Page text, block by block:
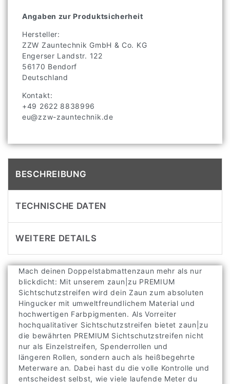
Angaben zur Produktsicherheit
Hersteller:
ZZW Zauntechnik GmbH & Co. KG
Engerser Landstr. 122
56170 Bendorf
Deutschland
Kontakt:
+49 2622 8838996
eu@zzw-zauntechnik.de
BESCHREIBUNG
TECHNISCHE DATEN
WEITERE DETAILS
Mach deinen Doppelstabmattenzaun mehr als nur
blickdicht: Mit unserem zaun|zu PREMIUM
Sichtschutzstreifen wird dein Zaun zum absoluten
Hingucker mit umweltfreundlichem Material und
hochwertigen Farbpigmenten. Als Vorreiter
hochqualitativer Sichtschutzstreifen bietet zaun|zu
die bewährten PREMIUM Sichtschutzstreifen nicht
nur als Einzelstreifen, Spenderrollen und
längeren Rollen, sondern auch als heißbegehrte
Meterware an. Dabei hast du die volle Kontrolle und
entscheidest selbst, wie viele laufende Meter du